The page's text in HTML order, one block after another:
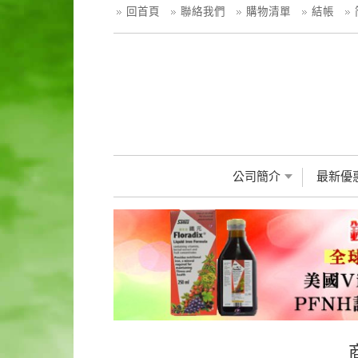
回首頁 聯絡我們 購物清單 結帳
公司簡介 最新優